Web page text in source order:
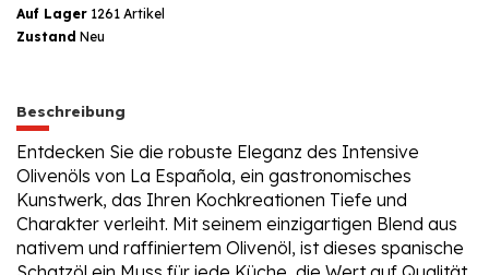
Auf Lager 1261 Artikel
Zustand Neu
Beschreibung
Entdecken Sie die robuste Eleganz des Intensive
Olivenöls von La Española, ein gastronomisches
Kunstwerk, das Ihren Kochkreationen Tiefe und
Charakter verleiht. Mit seinem einzigartigen Blend aus
nativem und raffiniertem Olivenöl, ist dieses spanische